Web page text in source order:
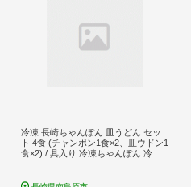
冷凍 長崎ちゃんぽん 皿うどん セッ
ト 4食 (チャンポン1食×2、皿ウドン1
食×2) / 具入り 冷凍ちゃんぽん 冷凍
DE006]